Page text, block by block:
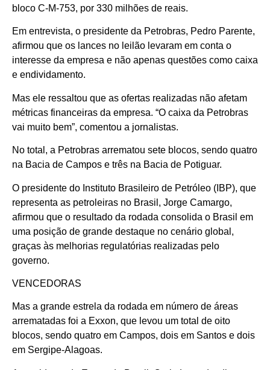
bloco C-M-753, por 330 milhões de reais.
Em entrevista, o presidente da Petrobras, Pedro Parente,
afirmou que os lances no leilão levaram em conta o
interesse da empresa e não apenas questões como caixa
e endividamento.
Mas ele ressaltou que as ofertas realizadas não afetam
métricas financeiras da empresa. “O caixa da Petrobras
vai muito bem”, comentou a jornalistas.
No total, a Petrobras arrematou sete blocos, sendo quatro
na Bacia de Campos e três na Bacia de Potiguar.
O presidente do Instituto Brasileiro de Petróleo (IBP), que
representa as petroleiras no Brasil, Jorge Camargo,
afirmou que o resultado da rodada consolida o Brasil em
uma posição de grande destaque no cenário global,
graças às melhorias regulatórias realizadas pelo
governo.
VENCEDORAS
Mas a grande estrela da rodada em número de áreas
arrematadas foi a Exxon, que levou um total de oito
blocos, sendo quatro em Campos, dois em Santos e dois
em Sergipe-Alagoas.